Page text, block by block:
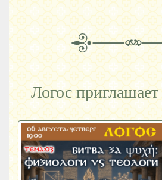
Логос приглашает